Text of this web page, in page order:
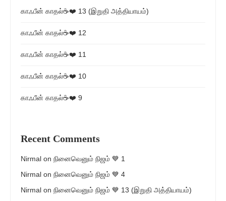
காஃபீன் காதல்☕❤️ 13 (இறுதி அத்தியாயம்)
காஃபீன் காதல்☕❤️ 12
காஃபீன் காதல்☕❤️ 11
காஃபீன் காதல்☕❤️ 10
காஃபீன் காதல்☕❤️ 9
Recent Comments
Nirmal on நினைவெனும் நிஜம் 💙 1
Nirmal on நினைவெனும் நிஜம் 💙 4
Nirmal on நினைவெனும் நிஜம் 💙 13 (இறுதி அத்தியாயம்)